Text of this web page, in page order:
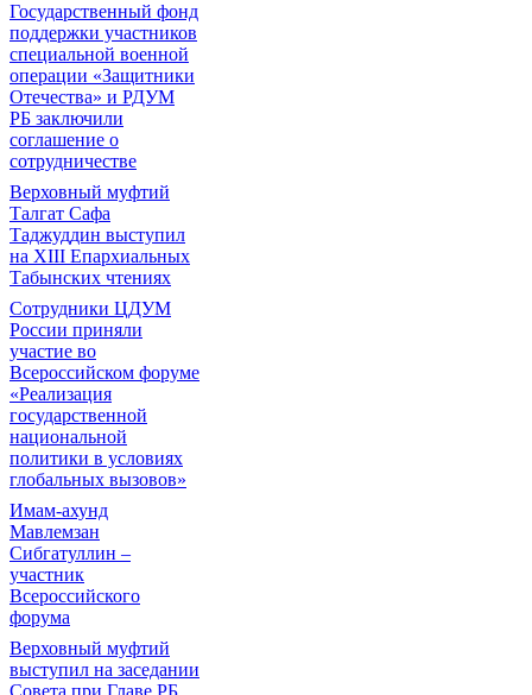
Государственный фонд
поддержки участников
специальной военной
операции «Защитники
Отечества» и РДУМ
РБ заключили
соглашение о
сотрудничестве
Верховный муфтий
Талгат Сафа
Таджуддин выступил
на ХIII Епархиальных
Табынских чтениях
Сотрудники ЦДУМ
России приняли
участие во
Всероссийском форуме
«Реализация
государственной
национальной
политики в условиях
глобальных вызовов»
Имам-ахунд
Мавлемзан
Сибгатуллин –
участник
Всероссийского
форума
Верховный муфтий
выступил на заседании
Совета при Главе РБ